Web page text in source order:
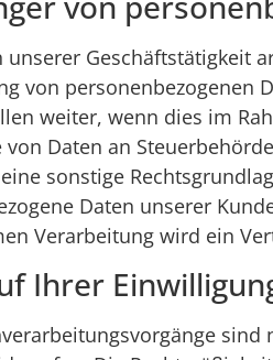
unserer Geschäftstätigkeit
von personenbezogenen
weiter, wenn dies im
von Daten an
sonstige
Daten unserer
Verarbeitung wird ein
Ihrer